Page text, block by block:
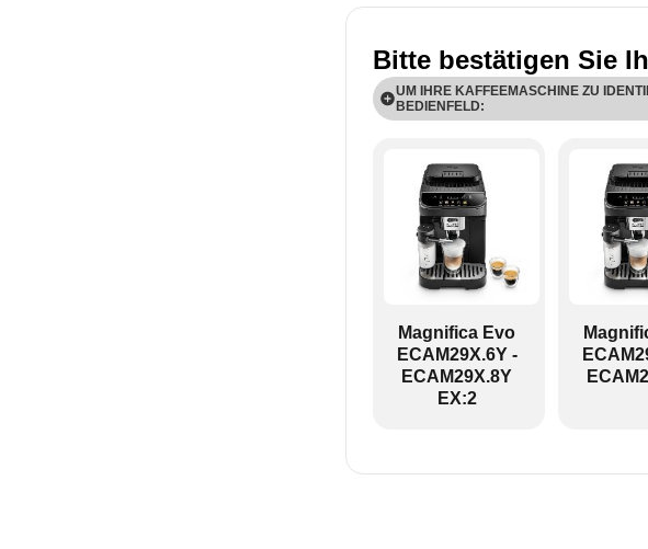
Bitte bestätigen Sie
UM IHRE KAFFEEMASCHINE ZU
BEDIENFELD:
Magnifica Evo
ECAM29X.6Y -
ECAM29X.8Y
EX:2